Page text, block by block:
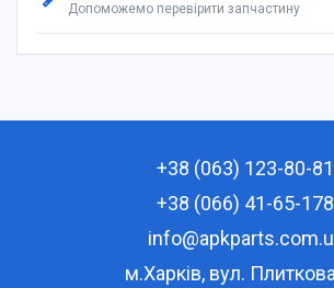
Допоможемо перевірити запчастину
+38 (063) 123-80-81
+38 (066) 41-65-178
м.Харків, вул.